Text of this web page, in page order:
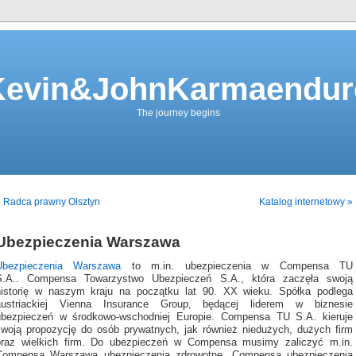
The journey begins
Radca prawny Olsztyn Katalog internetowy »
Warszawa
Warszawa to m.in. ubezpieczenia w Compensa TU
Compensa Towarzystwo Ubezpieczeń S.A., która zaczęła swoją
w naszym kraju na początku lat 90. XX wieku. Spółka podlega
Vienna Insurance Group, będącej liderem w biznesie
w środkowo-wschodniej Europie. Compensa TU S.A. kieruje
propozycję do osób prywatnych, jak również niedużych, dużych firm
wielkich firm. Do ubezpieczeń w Compensa musimy zaliczyć m.in.